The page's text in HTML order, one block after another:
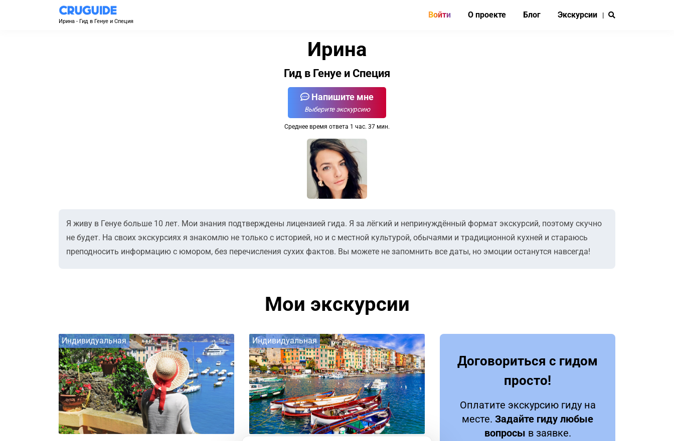
Ирина - Гид в Генуе и Специя
Войти О проекте Блог Экскурсии |
Ирина
Гид в Генуе и Специя
Напишите мне
Выберите экскурсию
Среднее время ответа 1 час. 37 мин.
Я живу в Генуе больше 10 лет. Мои знания подтверждены лицензией гида. Я за лёгкий и непринуждённый формат экскурсий, поэтому скучно
не будет. На своих экскурсиях я знакомлю не только с историей, но и с местной культурой, обычаями и традиционной кухней и стараюсь
преподносить информацию с юмором, без перечисления сухих фактов. Вы можете не запомнить все даты, но эмоции останутся навсегда!
Мои экскурсии
Индивидуальная Индивидуальная
Договориться с гидом
просто!
Оплатите экскурсию гиду на
месте. Задайте гиду любые
вопросы в заявке.